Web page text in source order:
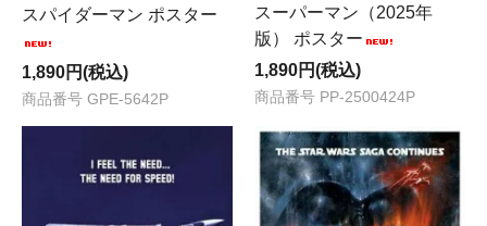
スパイダーマン ポスター
1,890円(税込)
商品番号 GPE-5642P
スーパーマン（2025年
版） ポスター
1,890円(税込)
商品番号 PP-2500424P